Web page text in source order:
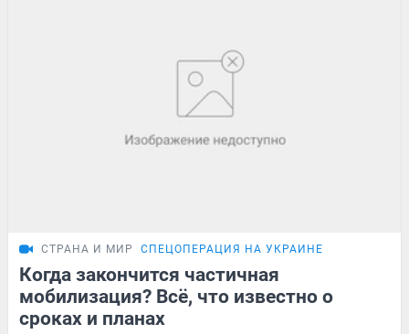
СТРАНА И МИР СПЕЦОПЕРАЦИЯ НА УКРАИНЕ
Когда закончится частичная
мобилизация? Всё, что известно о
сроках и планах